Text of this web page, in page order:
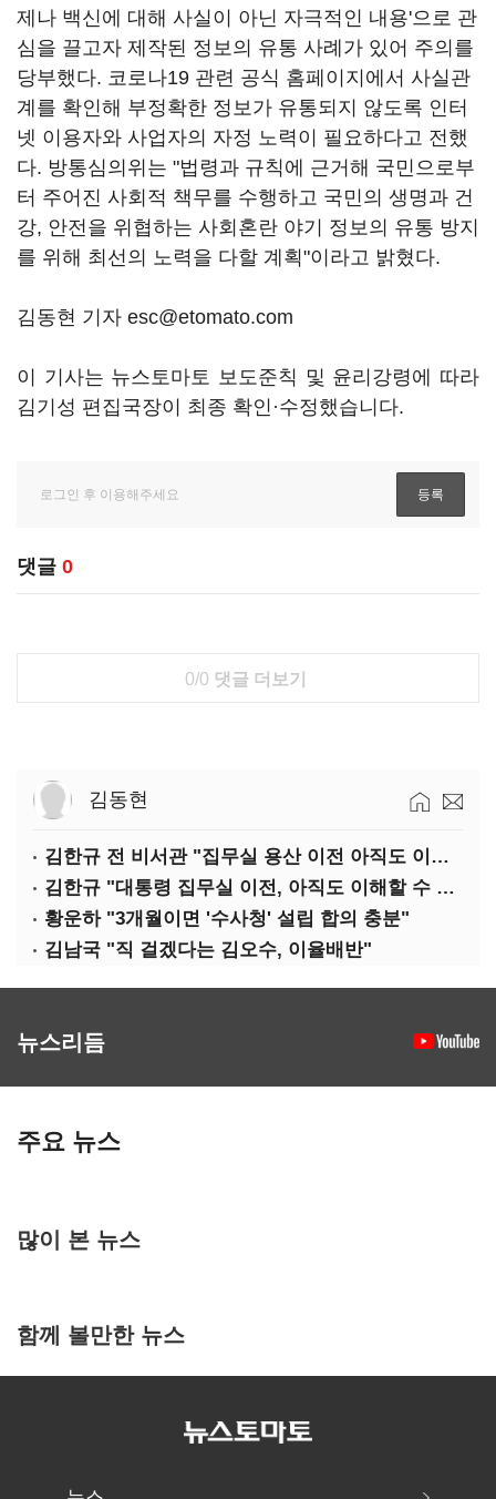
제나 백신에 대해 사실이 아닌 자극적인 내용'으로 관
심을 끌고자 제작된 정보의 유통 사례가 있어 주의를
당부했다. 코로나19 관련 공식 홈페이지에서 사실관
계를 확인해 부정확한 정보가 유통되지 않도록 인터
넷 이용자와 사업자의 자정 노력이 필요하다고 전했
다. 방통심의위는 "법령과 규칙에 근거해 국민으로부
터 주어진 사회적 책무를 수행하고 국민의 생명과 건
강, 안전을 위협하는 사회혼란 야기 정보의 유통 방지
를 위해 최선의 노력을 다할 계획"이라고 밝혔다.
김동현 기자 esc@etomato.com
이 기사는 뉴스토마토 보도준칙 및 윤리강령에 따라
김기성 편집국장이 최종 확인·수정했습니다.
댓글 0
0/0 댓글 더보기
김동현
김한규 전 비서관 "집무실 용산 이전 아직도 이해 못 해…독단 우려"
김한규 "대통령 집무실 이전, 아직도 이해할 수 없는 결정"
황운하 "3개월이면 '수사청' 설립 합의 충분"
김남국 "직 걸겠다는 김오수, 이율배반"
뉴스리듬
주요 뉴스
많이 본 뉴스
함께 볼만한 뉴스